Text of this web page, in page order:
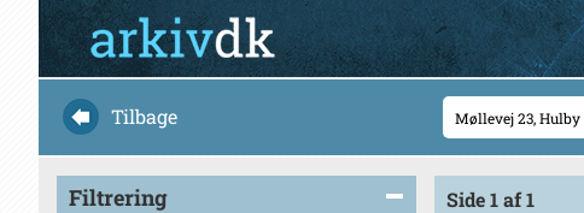
Tilbage
Filtrering Side 1 af 1